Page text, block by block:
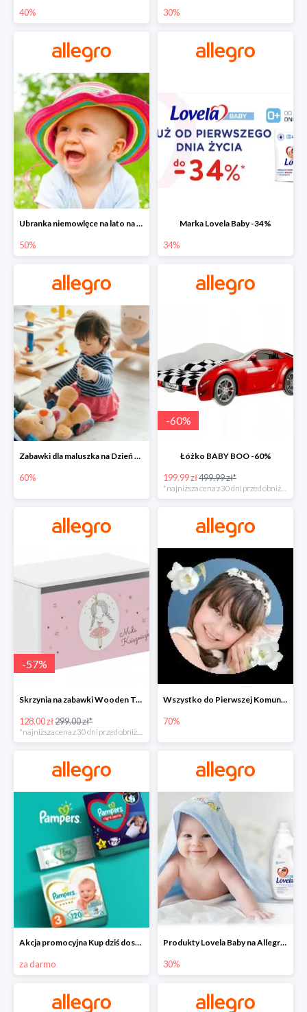
40% 30%
Ubranka niemowlęce na lato na Allegro do -50%
50%
Marka Lovela Baby -34%
34%
Zabawki dla maluszka na Dzień Dziecka na Allegro do -60%
60%
-60%
Łóżko BABY BOO -60%
199.99 zł499.99 zł*
*najniższa cena z 30 dni przed obniżką
-57%
Skrzynia na zabawki Wooden Toys -57%
128.00 zł299.00 zł*
Wszystko do Pierwszej Komunii na Allegro do -70%
70%
Akcja promocyjna Kup dziś dostawa jutro
za darmo
Produkty Lovela Baby na Allegro do -30%
30%